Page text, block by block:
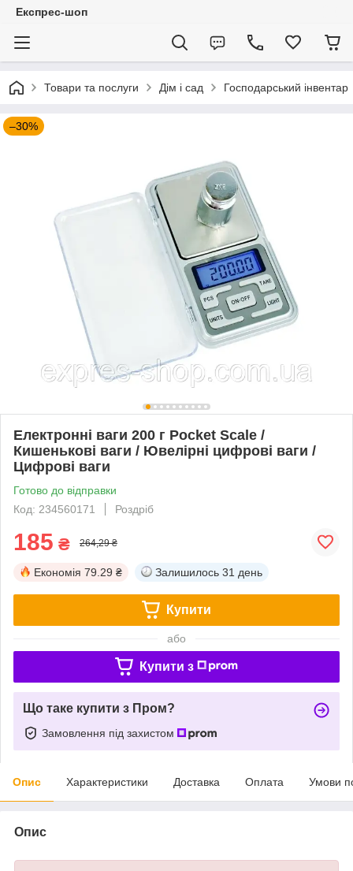
Експрес-шоп
Товари та послуги Дім і сад Господарський інвентар
–30%
Електронні ваги 200 г Pocket Scale /
Кишенькові ваги / Ювелірні цифрові ваги /
Цифрові ваги
Готово до відправки
Код: 234560171
Роздріб
185 ₴ 264,29 ₴
Економія 79.29 ₴ Залишилось 31 день
Купити
або
Купити з
Що таке купити з Пром?
Замовлення під захистом
Опис Характеристики Доставка Оплата Умови
Опис